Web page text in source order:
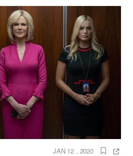
JAN 12 , 2020